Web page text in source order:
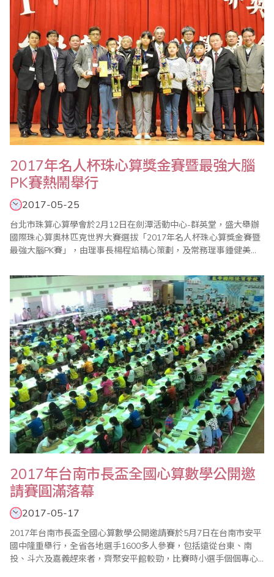
2017年名人杯珠心算獎金賽暨最強大腦
PK賽熱鬧舉行
2017-05-25
台北市珠算心算學會於2月12日在劍潭活動中心-群英堂，盛大舉辦
國際珠心算奧林匹克世界大賽選拔「2017年名人杯珠心算獎金賽暨
最強大腦PK賽」，由理事長楊程焰精心策劃，及常務理事鍾健美和
裁判長陳彥光老師主持下，加上眾多老師的協助與配合，使得比賽
圓滿成功。本屆比賽開創閃算PK表演賽，凡參加珠算比賽的孩童，
人人皆有機會參與角逐，並取各組前二名至台..
2017年台南市長盃全國心算數學公開邀
請賽圓滿落幕
2017-05-17
2017年台南市長盃全國心算數學公開邀請賽於5月7日在台南市安平
國中隆重舉行，全省各地選手1600多人參賽，包括遠從台東、南
投、斗六及嘉義趕來者，齊聚安平館較勁，比賽時小選手個個專心